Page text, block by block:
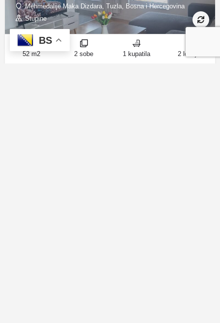
Mehmedalije Maka Dizdara, Tuzla, Bosna i Hercegovina
Stupine
52 m2 2 sobe 1 kupatila 2 ležaja
BS